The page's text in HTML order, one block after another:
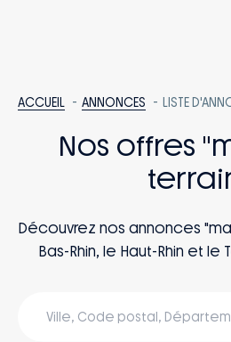
ACCUEIL ANNONCES LISTE
Nos offres
Découvrez nos annonces
Bas-Rhin, le Haut-Rhin et